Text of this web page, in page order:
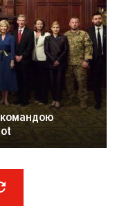
командою